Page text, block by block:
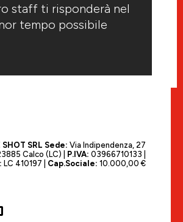
staff ti risponderà nel
tempo possibile
SHOT SRL Sede: Via Indipendenza, 27
Calco (LC) | P.IVA:03966710133 |
LC 410197 | Cap.Sociale: 10.000,00 €